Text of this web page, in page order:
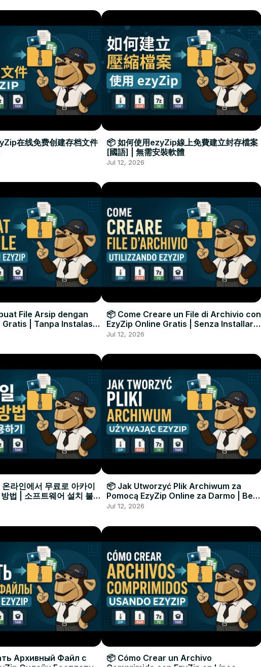
在线免费创建存档文件
📦 如何使用ezyZip線上免費建立封存檔案
[國語] | 無需安裝軟體
Jul 12, 2026
File Arsip dengan
Gratis | Tanpa Instalasi
📦 Come Creare un File di Archivio con
EzyZip Online Gratis | Senza Installare
Software
Jul 12, 2026
라인에서 무료로 아카이
법 | 소프트웨어 설치 불필
📦 Jak Utworzyć Plik Archiwum za
Pomocą EzyZip Online za Darmo | Bez
Instalacji Oprogramowania
Jul 12, 2026
Архивный Файл с
📦 Cómo Crear un Archivo